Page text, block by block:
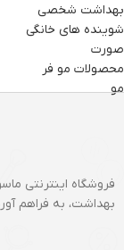
بهداشت شخصی
شوینده های خانگی
صورت
محصولات مو فر
مو
فروشگاه اینترنتی
بهداشت، به فراهم